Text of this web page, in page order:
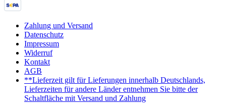
Zahlung und Versand
Datenschutz
Impressum
Widerruf
Kontakt
AGB
**Lieferzeit gilt für Lieferungen innerhalb Deutschlands,
Lieferzeiten für andere Länder entnehmen Sie bitte der
Schaltfläche mit Versand und Zahlung